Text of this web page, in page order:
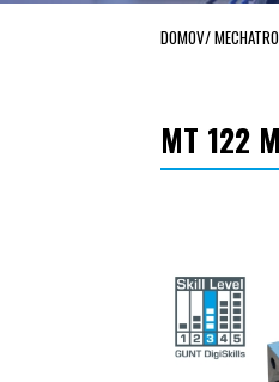
DOMOV/
MT 122